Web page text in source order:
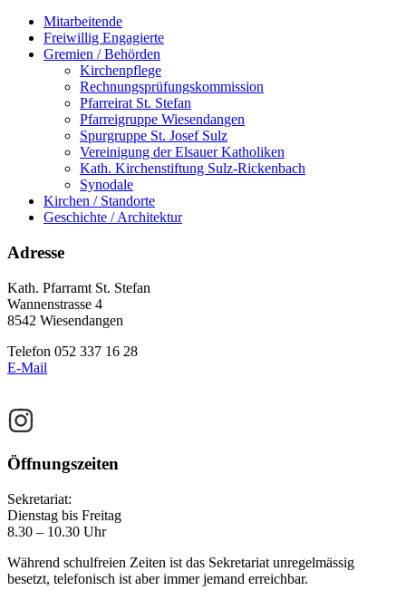
Haupt-
Sidebar
(Primary)
Zweit-
Sidebar
(Secondary)
Mitarbeitende
Freiwillig Engagierte
Gremien / Behörden
Kirchenpflege
Rechnungsprüfungskommission
Pfarreirat St. Stefan
Pfarreigruppe Wiesendangen
Spurgruppe St. Josef Sulz
Vereinigung der Elsauer Katholiken
Kath. Kirchenstiftung Sulz-Rickenbach
Synodale
Kirchen / Standorte
Geschichte / Architektur
Footer
Adresse
Kath. Pfarramt St. Stefan
Wannenstrasse 4
8542 Wiesendangen
Telefon 052 337 16 28
E-Mail
Öffnungszeiten
Sekretariat:
Dienstag bis Freitag
8.30 – 10.30 Uhr
Während schulfreien Zeiten ist das Sekretariat unregelmässig
besetzt, telefonisch ist aber immer jemand erreichbar.